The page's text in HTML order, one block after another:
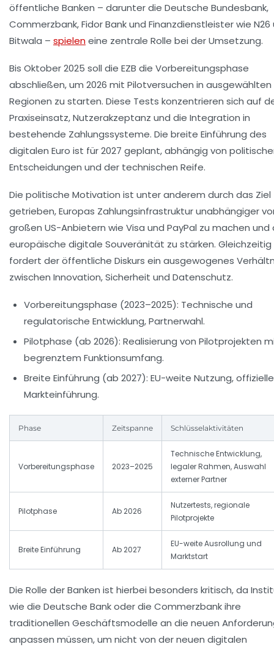
öffentliche Banken – darunter die Deutsche Bundesbank,
Commerzbank, Fidor Bank und Finanzdienstleister wie N26
Bitwala – spieleneine zentrale Rolle bei der Umsetzung.
Bis Oktober 2025 soll die EZB die Vorbereitungsphase
abschließen, um 2026 mit Pilotversuchen in ausgewählten
Regionen zu starten. Diese Tests konzentrieren sich auf
Praxiseinsatz, Nutzerakzeptanz und die Integration in
bestehende Zahlungssysteme. Die breite Einführung des
digitalen Euro ist für 2027 geplant, abhängig von
Entscheidungen und der technischen Reife.
Die politische Motivation ist unter anderem durch das Ziel
getrieben, Europas Zahlungsinfrastruktur unabhängiger
großen US-Anbietern wie Visa und PayPal zu machen und
europäische digitale Souveränität zu stärken. Gleichzeitig
fordert der öffentliche Diskurs ein ausgewogenes
zwischen Innovation, Sicherheit und Datenschutz.
Vorbereitungsphase (2023–2025): Technische und
regulatorische Entwicklung, Partnerwahl.
Pilotphase (ab 2026): Realisierung von Pilotprojekten
begrenztem Funktionsumfang.
Breite Einführung (ab 2027): EU-weite Nutzung, offizielle
Markteinführung.
Phase Zeitspanne Schlüsselaktivitäten
Vorbereitungsphase 2023–2025
Technische Entwicklung,
legaler Rahmen, Auswahl
externer Partner
Pilotphase Ab 2026
Nutzertests, regionale
Pilotprojekte
Breite Einführung Ab 2027
EU-weite Ausrollung und
Marktstart
Die Rolle der Banken ist hierbei besonders kritisch, da
wie die Deutsche Bank oder die Commerzbank ihre
traditionellen Geschäftsmodelle an die neuen
anpassen müssen, um nicht von der neuen digitalen